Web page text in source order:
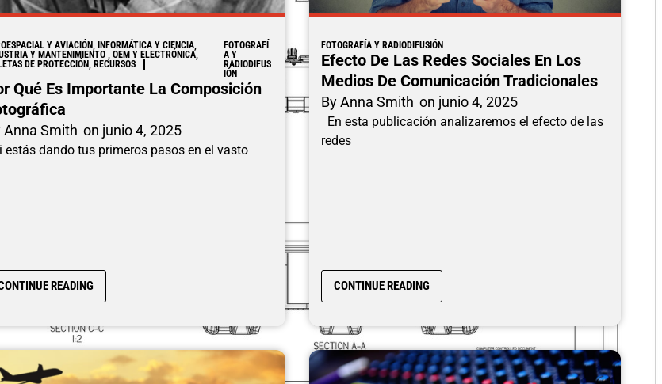
Y AVIACIÓN, INFORMÁTICA Y CIENCIA,
Y MANTENIMIENTO , OEM Y ELECTRÓNICA,
DE PROTECCIÓN, RECURSOS
FOTOGRAFÍ
A Y
RADIODIFUS
IÓN
Qué Es Importante La Composición
Anna Smith on junio 4, 2025
estás dando tus primeros pasos en el vasto
READING
FOTOGRAFÍA Y RADIODIFUSIÓN
Efecto De Las Redes Sociales En Los
Medios De Comunicación Tradicionales
ByAnna Smith on junio 4, 2025
En esta publicación analizaremos el efecto de las
redes
CONTINUE READING